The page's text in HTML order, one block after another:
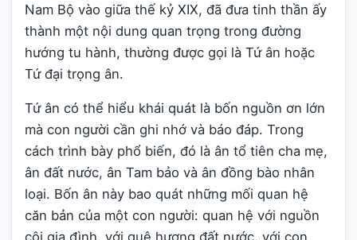
Nam Bộ vào giữa thế kỷ XIX, đã đưa tinh thần ấy
thành một nội dung quan trọng trong đường
hướng tu hành, thường được gọi là Tứ ân hoặc
Tứ đại trọng ân.
Tứ ân có thể hiểu khái quát là bốn nguồn ơn lớn
mà con người cần ghi nhớ và báo đáp. Trong
cách trình bày phổ biến, đó là ân tổ tiên cha mẹ,
ân đất nước, ân Tam bảo và ân đồng bào nhân
loại. Bốn ân này bao quát những mối quan hệ
căn bản của một con người: quan hệ với nguồn